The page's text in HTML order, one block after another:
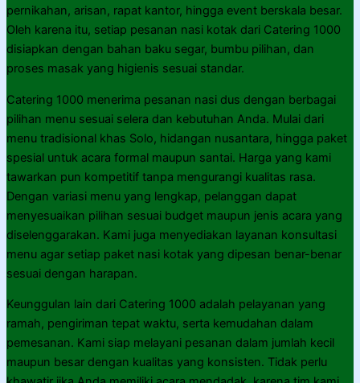
pernikahan, arisan, rapat kantor, hingga event berskala besar.
Oleh karena itu, setiap pesanan nasi kotak dari Catering 1000
disiapkan dengan bahan baku segar, bumbu pilihan, dan
proses masak yang higienis sesuai standar.
Catering 1000 menerima pesanan nasi dus dengan berbagai
pilihan menu sesuai selera dan kebutuhan Anda. Mulai dari
menu tradisional khas Solo, hidangan nusantara, hingga paket
spesial untuk acara formal maupun santai. Harga yang kami
tawarkan pun kompetitif tanpa mengurangi kualitas rasa.
Dengan variasi menu yang lengkap, pelanggan dapat
menyesuaikan pilihan sesuai budget maupun jenis acara yang
diselenggarakan. Kami juga menyediakan layanan konsultasi
menu agar setiap paket nasi kotak yang dipesan benar-benar
sesuai dengan harapan.
Keunggulan lain dari Catering 1000 adalah pelayanan yang
ramah, pengiriman tepat waktu, serta kemudahan dalam
pemesanan. Kami siap melayani pesanan dalam jumlah kecil
maupun besar dengan kualitas yang konsisten. Tidak perlu